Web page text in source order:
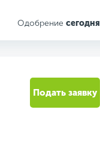
Одобрение сегодня
Подать заявку